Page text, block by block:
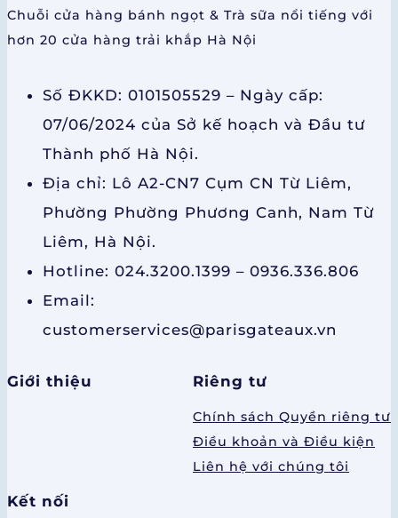
Chuỗi cửa hàng bánh ngọt & Trà sữa nổi tiếng với
hơn 20 cửa hàng trải khắp Hà Nội
Số ĐKKD: 0101505529 – Ngày cấp:
07/06/2024 của Sở kế hoạch và Đầu tư
Thành phố Hà Nội.
Địa chỉ: Lô A2-CN7 Cụm CN Từ Liêm,
Phường Phường Phương Canh, Nam Từ
Liêm, Hà Nội.
Hotline: 024.3200.1399 – 0936.336.806
Email:
customerservices@parisgateaux.vn
Giới thiệu Riêng tư
Chính sách Quyền riêng tư
Điều khoản và Điều kiện
Liên hệ với chúng tôi
Kết nối